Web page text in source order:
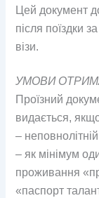
Цей документ
після поїздки
візи.
УМОВИ
Проїзний
видається,
–
– як мінімум
проживання
«паспорт